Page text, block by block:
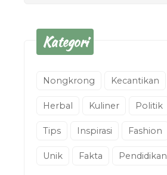
Kategori
Nongkrong Kecantikan
Herbal Kuliner Politik
Tips Inspirasi Fashion
Unik Fakta Pendidikan